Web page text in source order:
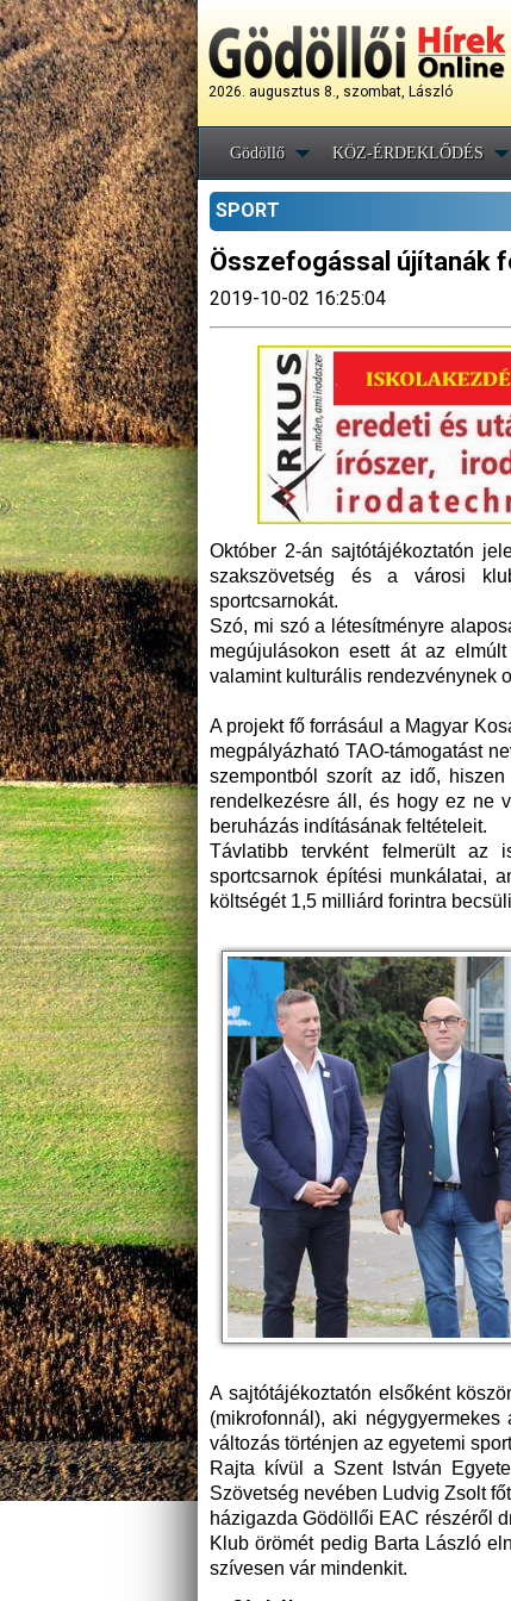
2026. augusztus 8., szombat, László
Gödöllő KÖZ-ÉRDEKLŐDÉS
SPORT
Összefogással újítanák
2019-10-02 16:25:04
Október 2-án sajtótájékoztatón
szakszövetség és a városi
sportcsarnokát.
Szó, mi szó a létesítményre
megújulásokon esett át az
valamint kulturális rendezvénynek
A projekt fő forrásául a Magyar
megpályázható TAO-támogatást
szempontból szorít az idő,
rendelkezésre áll, és hogy ez ne
beruházás indításának feltételeit.
Távlatibb tervként felmerült az
sportcsarnok építési munkálatai,
költségét 1,5 milliárd forintra
A sajtótájékoztatón elsőként
(mikrofonnál), aki
változás történjen az egyetemi
Rajta kívül a Szent István
Szövetség nevében Ludvig Zsolt
házigazda Gödöllői EAC részéről
Klub örömét pedig Barta László
szívesen vár mindenkit.